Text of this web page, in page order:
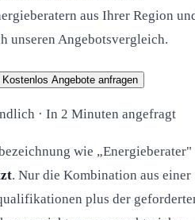
aus Ihrer Region
unseren Angebotsvergleich.
Kostenlos Angebote anfragen
· In 2 Minuten angefragt
wie „Energieberater"
. Nur die Kombination aus einer
plus der